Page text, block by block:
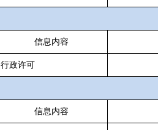
信息内容
行政许可
信息内容